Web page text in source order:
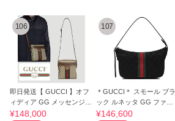
106
即日発送【 GUCCI 】オフ
ィディア GG メッセンジャ
ーバッグ
¥148,000
107
＊GUCCI＊ スモール ブラ
ック ルネッタ GG ファブ
リック バッグ
¥146,600